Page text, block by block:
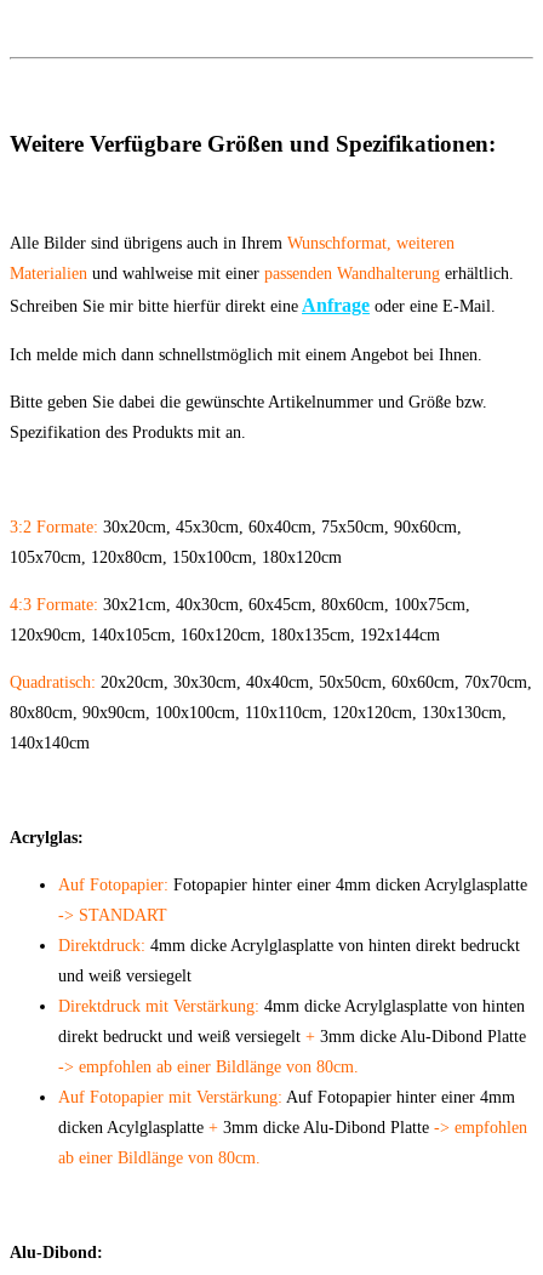
Weitere Verfügbare Größen und Spezifikationen:
Alle Bilder sind übrigens auch in Ihrem Wunschformat weiteren
Materialien und wahlweise mit einer passenden Wandhalterung erhältlich.
Schreiben Sie mir bitte hierfür direkt eine Anfrage oder eine E-Mail.
Ich melde mich dann schnellstmöglich mit einem Angebot bei Ihnen.
Bitte geben Sie dabei die gewünschte Artikelnummer und Größe bzw.
Spezifikation des Produkts mit an.
3:2 Formate: 30x20cm, 45x30cm, 60x40cm, 75x50cm, 90x60cm,
105x70cm, 120x80cm, 150x100cm, 180x120cm
4:3 Formate: 30x21cm, 40x30cm, 60x45cm, 80x60cm, 100x75cm,
120x90cm, 140x105cm, 160x120cm, 180x135cm, 192x144cm
Quadratisch: 20x20cm, 30x30cm, 40x40cm, 50x50cm, 60x60cm, 70x70cm,
80x80cm, 90x90cm, 100x100cm, 110x110cm, 120x120cm, 130x130cm,
140x140cm
Acrylglas:
Auf Fotopapier: Fotopapier hinter einer 4mm dicken Acrylglasplatte
-> STANDART
Direktdruck: 4mm dicke Acrylglasplatte von hinten direkt bedruckt
und weiß versiegelt
Direktdruck mit Verstärkung: 4mm dicke Acrylglasplatte von hinten
direkt bedruckt und weiß versiegelt + 3mm dicke Alu-Dibond Platte
-> empfohlen ab einer Bildlänge von 80cm.
Auf Fotopapier mit Verstärkung: Auf Fotopapier hinter einer 4mm
dicken Acylglasplatte + 3mm dicke Alu-Dibond Platte -> empfohlen
ab einer Bildlänge von 80cm.
Alu-Dibond: